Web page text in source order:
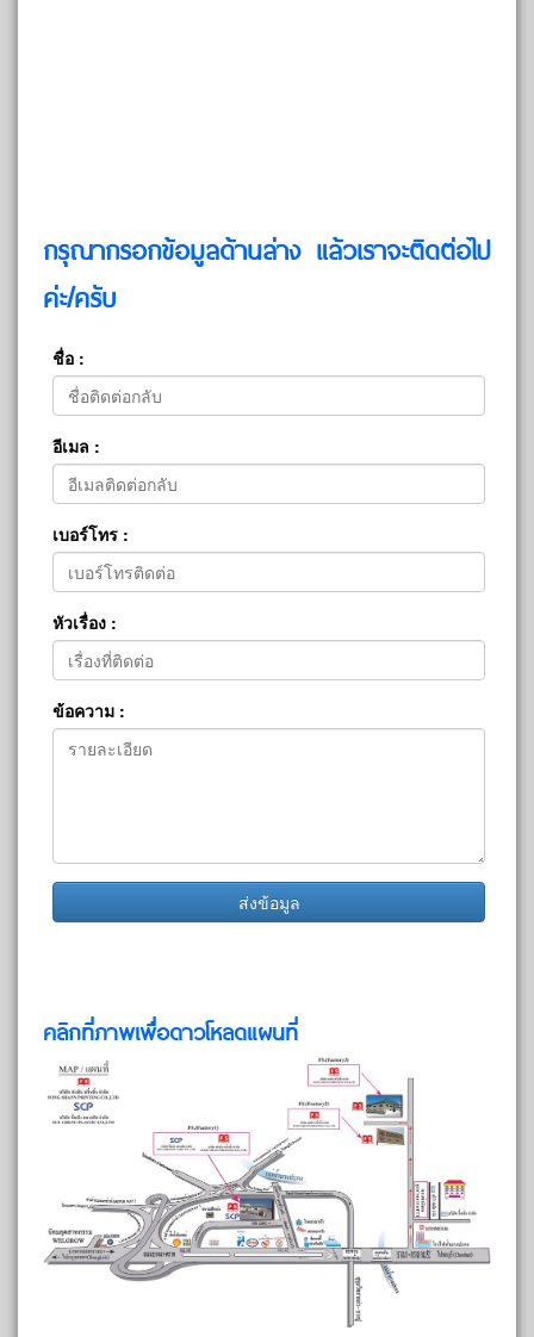
กรุณากรอกข้อมูลด้านล่าง แล้วเราจะติดต่อไป
ค่ะ/ครับ
ชื่อ :
อีเมล :
เบอร์โทร :
หัวเรื่อง :
ข้อความ :
ส่งข้อมูล
คลิกที่ภาพเพื่อดาวโหลดแผนที่